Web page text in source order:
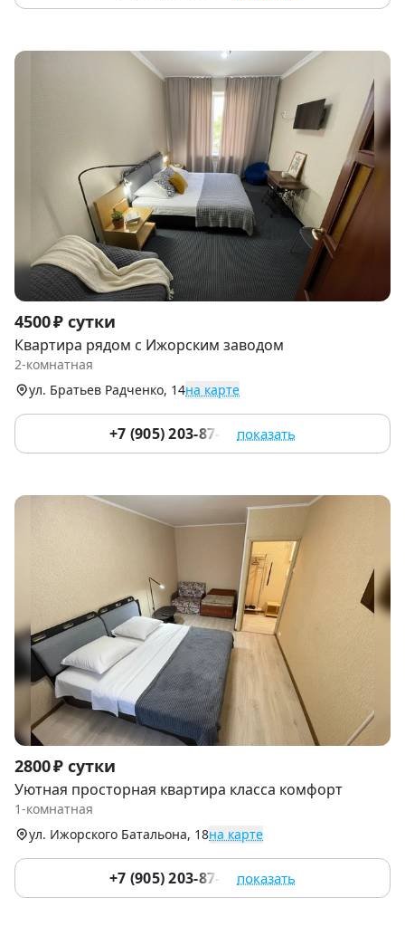
Item
1
of
4500 ₽ сутки
Квартира рядом с Ижорским заводом
2-комнатная
ул. Братьев Радченко, 14на карте
+7 (905) 203-87-77 показать
Item
1
of
2800 ₽ сутки
Уютная просторная квартира класса комфорт
1-комнатная
ул. Ижорского Батальона, 18на карте
+7 (905) 203-87-77 показать